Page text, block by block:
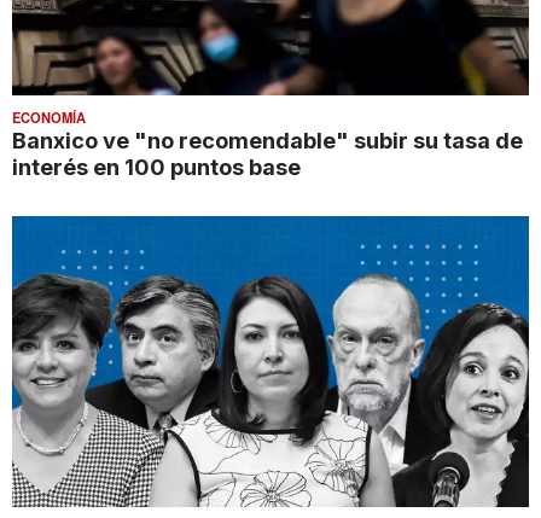
ECONOMÍA
Banxico ve "no recomendable" subir su tasa de
interés en 100 puntos base